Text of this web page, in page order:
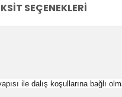
SEÇENEKLERI
ile dalış koşullarına bağlı